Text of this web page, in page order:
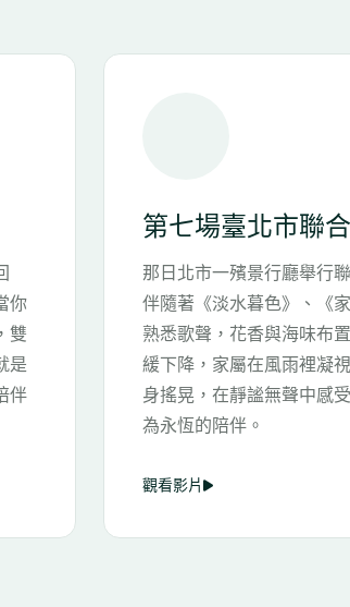
涼細雨中
言花》等
安息盒緩
，隨著船
讓告別化
台中神崗區
在綠意盎然的崇
氣間，法師闡述
生不息」。現場
接受度逐年提升
節的簡約送別。
抱，陪伴家屬表
心靈療癒。這不